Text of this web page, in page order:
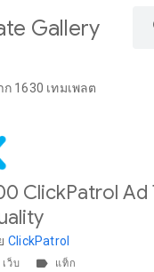
Gallery
ก 1630 เทมเพลต
ClickPatrol Ad
ClickPatrol
เว็บ แท็ก